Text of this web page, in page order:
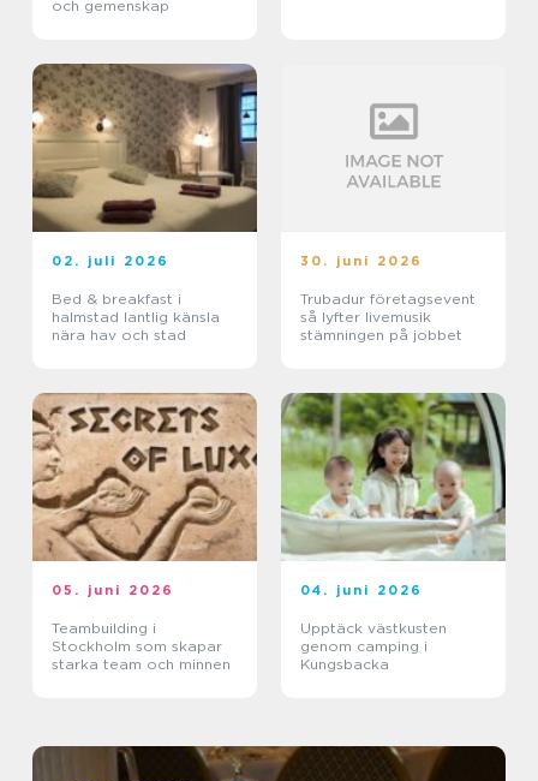
och gemenskap
02. juli 2026
Bed & breakfast i
halmstad lantlig känsla
nära hav och stad
30. juni 2026
Trubadur företagsevent
så lyfter livemusik
stämningen på jobbet
05. juni 2026
Teambuilding i
Stockholm som skapar
starka team och minnen
04. juni 2026
Upptäck västkusten
genom camping i
Kungsbacka